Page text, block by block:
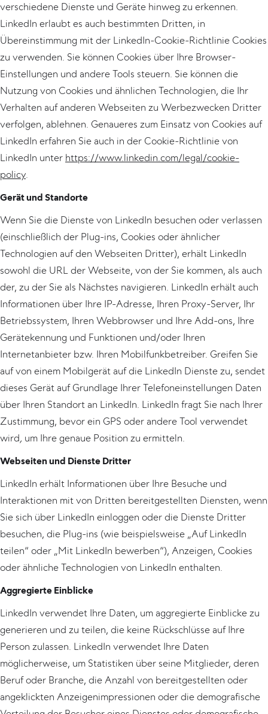
verschiedene Dienste und Geräte hinweg zu erkennen.
LinkedIn erlaubt es auch bestimmten Dritten, in
Übereinstimmung mit der LinkedIn-Cookie-Richtlinie Cookies
zu verwenden. Sie können Cookies über Ihre Browser-
Einstellungen und andere Tools steuern. Sie können die
Nutzung von Cookies und ähnlichen Technologien, die Ihr
Verhalten auf anderen Webseiten zu Werbezwecken Dritter
verfolgen, ablehnen. Genaueres zum Einsatz von Cookies auf
LinkedIn erfahren Sie auch in der Cookie-Richtlinie von
LinkedIn unter https://www.linkedin.com/legal/cookie-
policy.
Gerät und Standorte
Wenn Sie die Dienste von LinkedIn besuchen oder verlassen
(einschließlich der Plug-ins, Cookies oder ähnlicher
Technologien auf den Webseiten Dritter), erhält LinkedIn
sowohl die URL der Webseite, von der Sie kommen, als auch
der, zu der Sie als Nächstes navigieren. LinkedIn erhält auch
Informationen über Ihre IP-Adresse, Ihren Proxy-Server, Ihr
Betriebssystem, Ihren Webbrowser und Ihre Add-ons, Ihre
Gerätekennung und Funktionen und/oder Ihren
Internetanbieter bzw. Ihren Mobilfunkbetreiber. Greifen Sie
auf von einem Mobilgerät auf die LinkedIn Dienste zu, sendet
dieses Gerät auf Grundlage Ihrer Telefoneinstellungen Daten
über Ihren Standort an LinkedIn. LinkedIn fragt Sie nach Ihrer
Zustimmung, bevor ein GPS oder andere Tool verwendet
wird, um Ihre genaue Position zu ermitteln.
Webseiten und Dienste Dritter
LinkedIn erhält Informationen über Ihre Besuche und
Interaktionen mit von Dritten bereitgestellten Diensten, wenn
Sie sich über LinkedIn einloggen oder die Dienste Dritter
besuchen, die Plug-ins (wie beispielsweise „Auf LinkedIn
teilen“ oder „Mit LinkedIn bewerben“), Anzeigen, Cookies
oder ähnliche Technologien von LinkedIn enthalten.
Aggregierte Einblicke
LinkedIn verwendet Ihre Daten, um aggregierte Einblicke zu
generieren und zu teilen, die keine Rückschlüsse auf Ihre
Person zulassen. LinkedIn verwendet Ihre Daten
möglicherweise, um Statistiken über seine Mitglieder, deren
Beruf oder Branche, die Anzahl von bereitgestellten oder
angeklickten Anzeigenimpressionen oder die demografische